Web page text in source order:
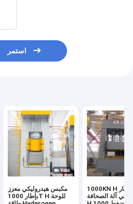
استمر
مكبس هيدروليكي معزز
بإطار 1000T H للوحة
1000KN H الإطار
آلة الصحافة